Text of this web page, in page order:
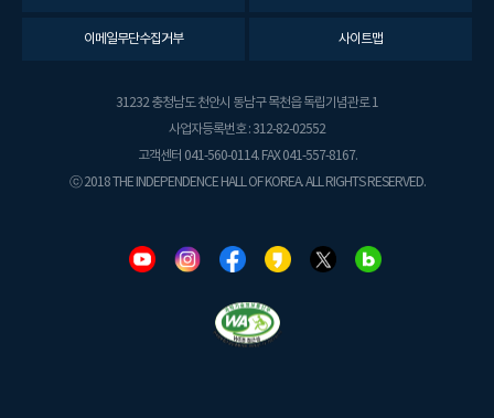
이메일무단수집거부 사이트맵
31232 충청남도 천안시 동남구 목천읍 독립기념관로 1
사업자등록번호 : 312-82-02552
고객센터 041-560-0114. FAX 041-557-8167.
ⓒ 2018 THE INDEPENDENCE HALL OF KOREA. ALL RIGHTS RESERVED.